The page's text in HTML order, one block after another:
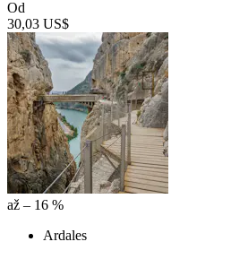
Od
30,03 US$
až – 16 %
Ardales